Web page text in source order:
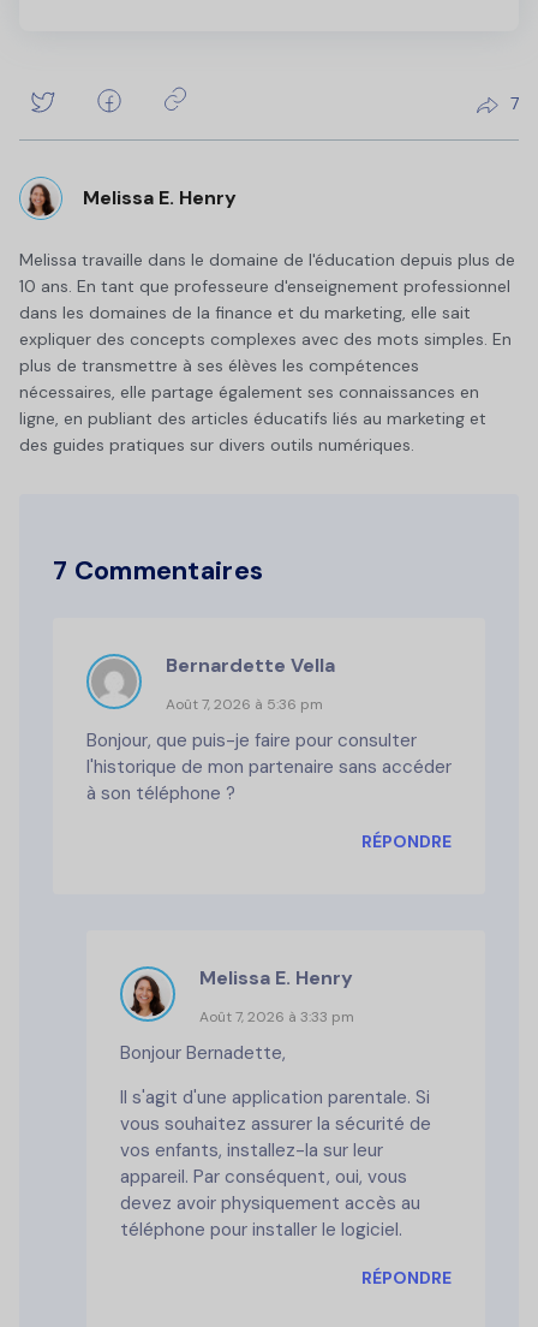
7
Melissa E. Henry
Melissa travaille dans le domaine de l'éducation depuis plus de
10 ans. En tant que professeure d'enseignement professionnel
dans les domaines de la finance et du marketing, elle sait
expliquer des concepts complexes avec des mots simples. En
plus de transmettre à ses élèves les compétences
nécessaires, elle partage également ses connaissances en
ligne, en publiant des articles éducatifs liés au marketing et
des guides pratiques sur divers outils numériques.
7 Commentaires
Bernardette Vella
Août 7, 2026 à 5:36 pm
Bonjour, que puis-je faire pour consulter
l'historique de mon partenaire sans accéder
à son téléphone ?
RÉPONDRE
Melissa E. Henry
Août 7, 2026 à 3:33 pm
Bonjour Bernadette,
Il s'agit d'une application parentale. Si
vous souhaitez assurer la sécurité de
vos enfants, installez-la sur leur
appareil. Par conséquent, oui, vous
devez avoir physiquement accès au
téléphone pour installer le logiciel.
RÉPONDRE